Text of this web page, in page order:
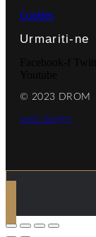
Cookies
Urmariti-ne
© 2023 DROM
web design